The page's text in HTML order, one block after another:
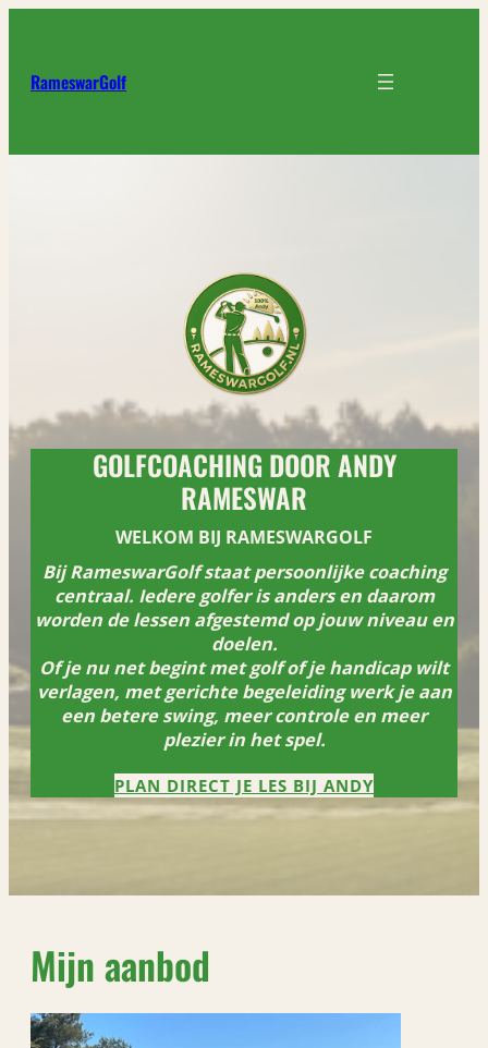
inhoud
RameswarGolf
GOLFCOACHING DOOR ANDY
RAMESWAR
WELKOM BIJ RAMESWARGOLF
Bij RameswarGolf staat persoonlijke coaching
centraal. Iedere golfer is anders en daarom
worden de lessen afgestemd op jouw niveau en
doelen.
Of je nu net begint met golf of je handicap wilt
verlagen, met gerichte begeleiding werk je aan
een betere swing, meer controle en meer
plezier in het spel.
PLAN DIRECT JE LES BIJ ANDY
Mijn aanbod